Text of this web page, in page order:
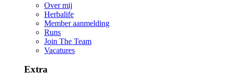
Over mij
Herbalife
Member aanmelding
Runs
Join The Team
Vacatures
Extra